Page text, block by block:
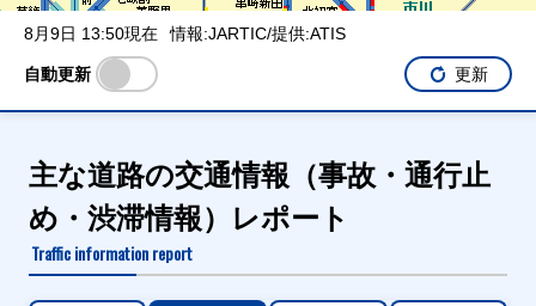
8月9日 13:50現在 情報:JARTIC/提供:ATIS
自動更新 更新
主な道路の交通情報（事故・通行止
め・渋滞情報）レポート
Traffic information report